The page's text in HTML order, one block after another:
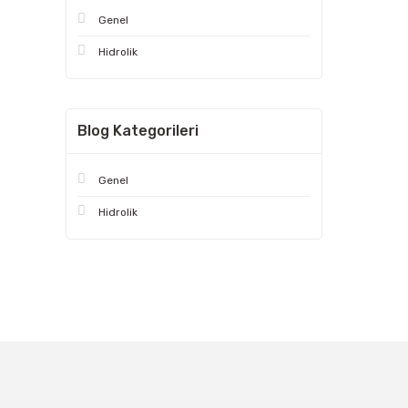
Genel
Hidrolik
Blog Kategorileri
Genel
Hidrolik